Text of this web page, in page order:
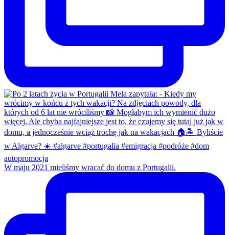
W maju 2021 mieliśmy wracać do domu z Portugalii.